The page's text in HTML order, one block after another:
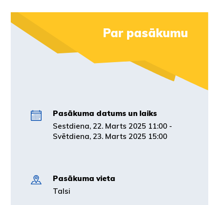
Par pasākumu
Pasākuma datums un laiks
Sestdiena, 22. Marts 2025 11:00 -
Svētdiena, 23. Marts 2025 15:00
Pasākuma vieta
Talsi